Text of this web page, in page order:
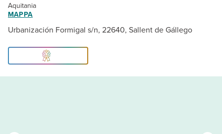
Aquitania
MAPPA
Urbanización Formigal s/n, 22640, Sallent de Gállego